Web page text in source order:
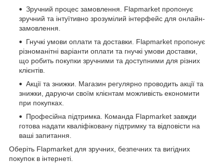
Зручний процес замовлення. Flapmarket пропонує
зручний та інтуїтивно зрозумілий інтерфейс для онлайн-
замовлення.
Гнучкі умови оплати та доставки. Flapmarket пропонує
різноманітні варіанти оплати та гнучкі умови доставки,
що робить покупки зручними та доступними для різних
клієнтів.
Акції та знижки. Магазин регулярно проводить акції та
знижки, даруючи своїм клієнтам можливість економити
при покупках.
Професійна підтримка. Команда Flapmarket завжди
готова надати кваліфіковану підтримку та відповісти на
ваші запитання.
Оберіть Flapmarket для зручних, безпечних та вигідних
покупок в інтернеті.